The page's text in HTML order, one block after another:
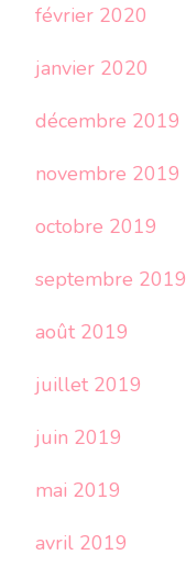
février 2020
janvier 2020
décembre 2019
novembre 2019
octobre 2019
septembre 2019
août 2019
juillet 2019
juin 2019
mai 2019
avril 2019